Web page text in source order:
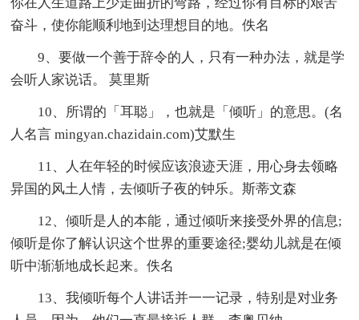
奋斗，使你能顺利地到达理想目的地。佚名
9、要做一个善于辞令的人，只有一种办法，就是学
会听人家说话。 莫里斯
10、所谓的「耳聪」，也就是「倾听」的意思。(名
人名言 mingyan.chazidain.com)艾默生
11、人在年轻的时候应该浪迹天涯，用心身去领略
异国的风土人情，去倾听子夜的钟乐。斯蒂文森
12、倾听是人的本能，通过倾听来接受外界的信息;
倾听是你了解认识这个世界的重要途径;婴幼儿就是在倾
听中渐渐地成长起来。佚名
13、我倾听每个人讲话并一一记录，特别是对业务